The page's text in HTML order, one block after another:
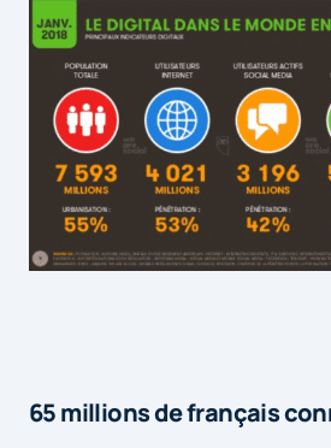
65 millions de français